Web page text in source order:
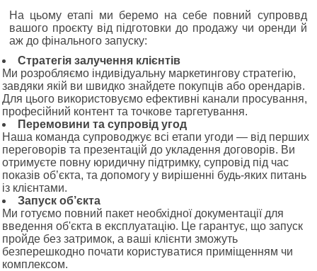
На цьому етапі ми беремо на себе повний супроввд
вашого проєкту від підготовки до продажу чи оренди й
аж до фінального запуску:
Стратегія залучення клієнтів
Ми розробляємо індивідуальну маркетингову стратегію,
завдяки якій ви швидко знайдете покупців або орендарів.
Для цього використовуємо ефективні канали просування,
професійний контент та точкове таргетування.
Перемовини та супровід угод
Наша команда супроводжує всі етапи угоди — від перших
переговорів та презентацій до укладення договорів. Ви
отримуєте повну юридичну підтримку, супровід під час
показів об’єкта, та допомогу у вирішенні будь-яких питань
із клієнтами.
Запуск об’єкта
Ми готуємо повний пакет необхідної документації для
введення об'єкта в експлуатацію. Це гарантує, що запуск
пройде без затримок, а ваші клієнти зможуть
безперешкодно почати користуватися приміщенням чи
комплексом.